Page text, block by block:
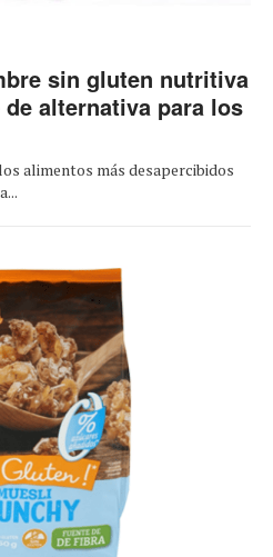
sin gluten nutritiva
alternativa para los
alimentos más desapercibidos